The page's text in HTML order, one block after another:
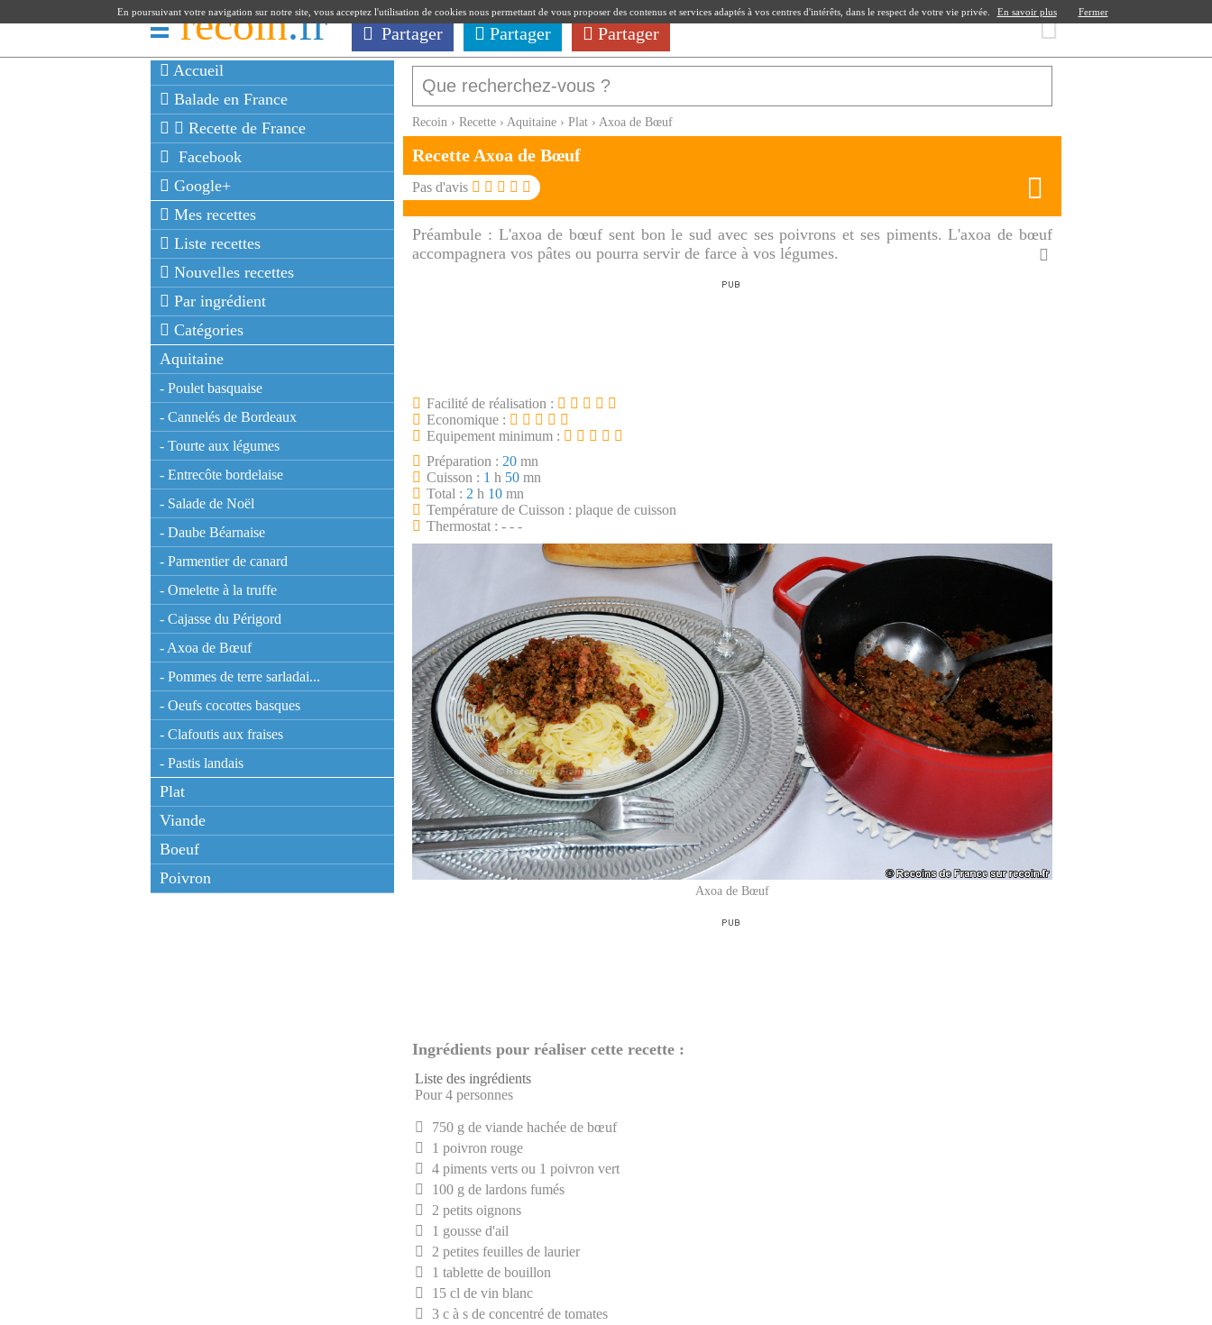
recoin.fr Partager Partager Partager
Accueil
Balade en France
Recette de France
Facebook
Google+
Mes recettes
Liste recettes
Nouvelles recettes
Par ingrédient
Catégories
Aquitaine
- Poulet basquaise
- Cannelés de Bordeaux
- Tourte aux légumes
- Entrecôte bordelaise
- Salade de Noël
- Daube Béarnaise
- Parmentier de canard
- Omelette à la truffe
- Cajasse du Périgord
- Axoa de Bœuf
- Pommes de terre sarladai...
- Oeufs cocottes basques
- Clafoutis aux fraises
- Pastis landais
Plat
Viande
Boeuf
Poivron
Recoin › Recette › Aquitaine › Plat › Axoa de Bœuf
Recette Axoa de Bœuf
Pas d'avis
Préambule : L'axoa de bœuf sent bon le sud avec ses poivrons et ses piments. L'axoa de bœuf
accompagnera vos pâtes ou pourra servir de farce à vos légumes.
Facilité de réalisation :
Economique :
Equipement minimum :
Préparation : 20 mn
Cuisson : 1 h 50 mn
Total : 2 h 10 mn
Température de Cuisson : plaque de cuisson
Thermostat : - - -
Axoa de Bœuf
Ingrédients pour réaliser cette recette :
Liste des ingrédients
Pour 4 personnes
750 g de viande hachée de bœuf
1 poivron rouge
4 piments verts ou 1 poivron vert
100 g de lardons fumés
2 petits oignons
1 gousse d'ail
2 petites feuilles de laurier
1 tablette de bouillon
15 cl de vin blanc
3 c à s de concentré de tomates
En poursuivant votre navigation sur notre site, vous acceptez l'utilisation de cookies nous permettant de vous proposer des contenus et services adaptés à vos centres d'intérêts, dans le respect de votre vie privée. En savoir plus Fermer